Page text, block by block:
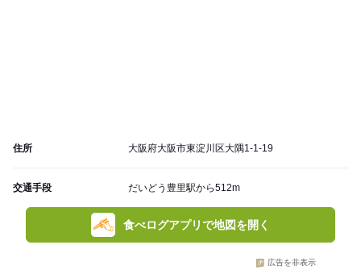
住所 大阪府大阪市東淀川区大隅1-1-19
交通手段 だいどう豊里駅から512m
食べログアプリで地図を開く
広告を非表示